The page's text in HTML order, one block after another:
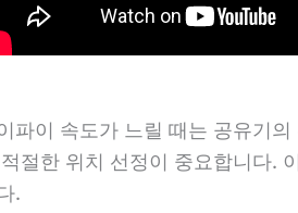
파이 속도가 느릴 때는 공유기
절한 위치 선정이 중요합니다.
.